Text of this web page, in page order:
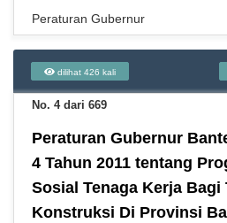
Peraturan Gubernur
dilihat 426 kali
No. 4 dari 669
Peraturan Gubernur
4 Tahun 2011 tentang
Sosial Tenaga Kerja Bagi
Konstruksi Di Provinsi